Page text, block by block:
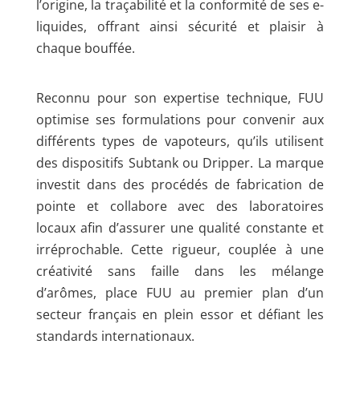
l’origine, la traçabilité et la conformité de ses e-
liquides, offrant ainsi sécurité et plaisir à
chaque bouffée.
Reconnu pour son expertise technique, FUU
optimise ses formulations pour convenir aux
différents types de vapoteurs, qu’ils utilisent
des dispositifs Subtank ou Dripper. La marque
investit dans des procédés de fabrication de
pointe et collabore avec des laboratoires
locaux afin d’assurer une qualité constante et
irréprochable. Cette rigueur, couplée à une
créativité sans faille dans les mélange
d’arômes, place FUU au premier plan d’un
secteur français en plein essor et défiant les
standards internationaux.